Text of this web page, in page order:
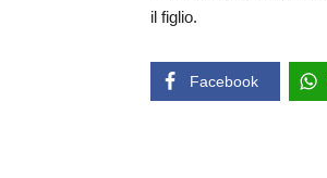
il figlio.
Facebook